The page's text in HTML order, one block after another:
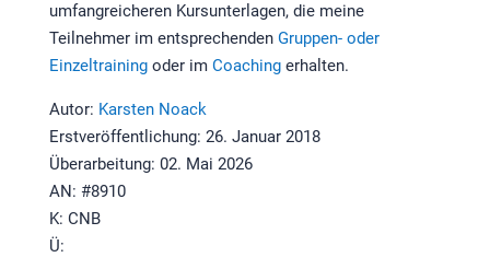
umfangreicheren Kursunterlagen, die meine
Teilnehmer im entsprechenden Gruppen- oder
Einzeltrainingoder im Coachingerhalten.
Autor: Karsten Noack
Erstveröffentlichung: 26. Januar 2018
Überarbeitung: 02. Mai 2026
AN: #8910
K: CNB
Ü: